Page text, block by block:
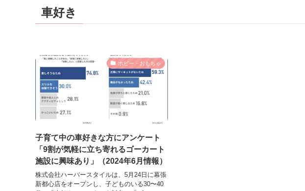
車好き
ホビー・おもちゃ
子育て中の車好きな方にアンケート
「9割が気軽に立ち寄れるゴーカート
施設に興味あり」（2024年6月情報）
株式会社ハーバースタイルは、5月24日に幕張
新都心店をオープンし、子どものいる30〜40